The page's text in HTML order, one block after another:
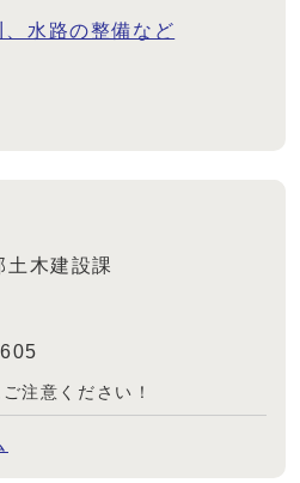
水路の整備など
土木建設課
注意ください！